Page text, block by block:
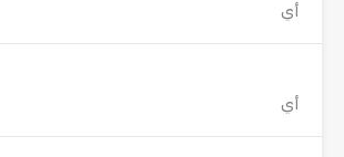
أي
أي